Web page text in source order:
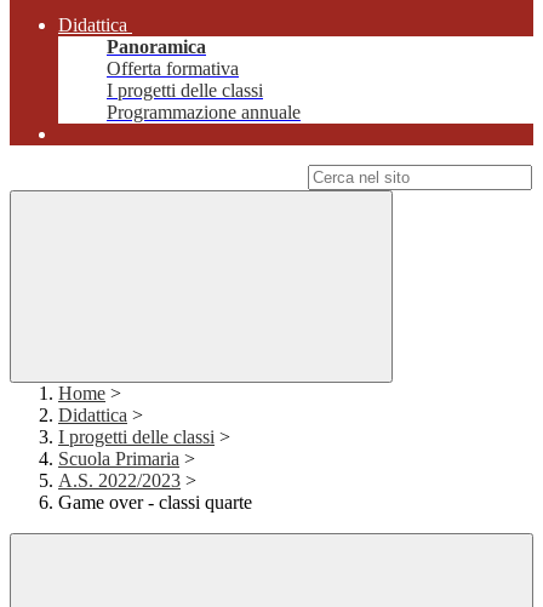
Didattica
Panoramica
Offerta formativa
I progetti delle classi
Programmazione annuale
Home >
Didattica >
I progetti delle classi >
Scuola Primaria >
A.S. 2022/2023 >
Game over - classi quarte